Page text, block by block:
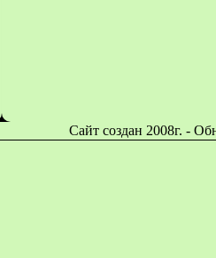
Сайт создан 2008г. -